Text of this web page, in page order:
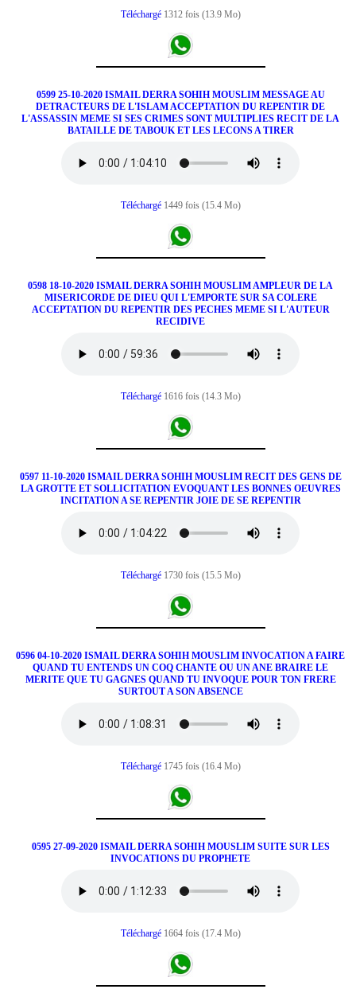
Téléchargé 1312 fois (13.9 Mo)
0599 25-10-2020 ISMAIL DERRA SOHIH MOUSLIM MESSAGE AU
DETRACTEURS DE L'ISLAM ACCEPTATION DU REPENTIR DE
L'ASSASSIN MEME SI SES CRIMES SONT MULTIPLIES RECIT DE LA
BATAILLE DE TABOUK ET LES LECONS A TIRER
Téléchargé 1449 fois (15.4 Mo)
0598 18-10-2020 ISMAIL DERRA SOHIH MOUSLIM AMPLEUR DE LA
MISERICORDE DE DIEU QUI L'EMPORTE SUR SA COLERE
ACCEPTATION DU REPENTIR DES PECHES MEME SI L'AUTEUR
RECIDIVE
Téléchargé 1616 fois (14.3 Mo)
0597 11-10-2020 ISMAIL DERRA SOHIH MOUSLIM RECIT DES GENS DE
LA GROTTE ET SOLLICITATION EVOQUANT LES BONNES OEUVRES
INCITATION A SE REPENTIR JOIE DE SE REPENTIR
Téléchargé 1730 fois (15.5 Mo)
0596 04-10-2020 ISMAIL DERRA SOHIH MOUSLIM INVOCATION A FAIRE
QUAND TU ENTENDS UN COQ CHANTE OU UN ANE BRAIRE LE
MERITE QUE TU GAGNES QUAND TU INVOQUE POUR TON FRERE
SURTOUT A SON ABSENCE
Téléchargé 1745 fois (16.4 Mo)
0595 27-09-2020 ISMAIL DERRA SOHIH MOUSLIM SUITE SUR LES
INVOCATIONS DU PROPHETE
Téléchargé 1664 fois (17.4 Mo)